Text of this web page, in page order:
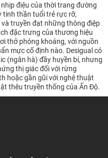
điệu của thời trang đường
tinh thần tuổi trẻ rực rỡ,
truyền đạt những thông điệp
đặc trưng của thương hiệu
thở phóng khoáng, với nguồn
mực cố định nào. Desigual có
(ngân hà) đầy huyền bí, nhưng
thị giác đối với rừng
hoặc gần gũi với nghệ thuật
thêu truyền thống của Ấn Độ.